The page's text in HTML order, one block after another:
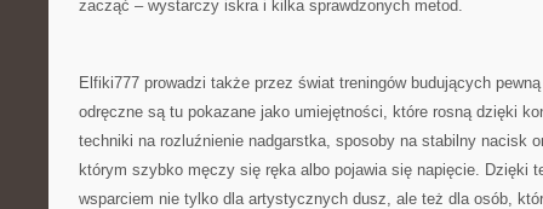
zacząć – wystarczy iskra i kilka sprawdzonych metod.
Elfiki777 prowadzi także przez świat treningów budujących
odręczne są tu pokazane jako umiejętności, które rosną dzięki
techniki na rozluźnienie nadgarstka, sposoby na stabilny nacisk
którym szybko męczy się ręka albo pojawia się napięcie. Dzięki
wsparciem nie tylko dla artystycznych dusz, ale też dla osób,